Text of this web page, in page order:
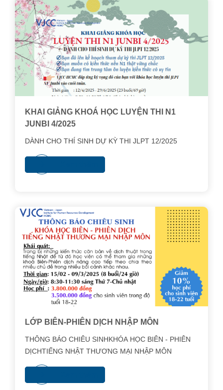
KHAI GIẢNG KHOÁ HỌC LUYỆN THI N1
JUNBI 4/2025
DÀNH CHO THÍ SINH DỰ KỲ THI JLPT 12/2025
LỚP BIÊN-PHIÊN DỊCH NHẬP MÔN
THÔNG BÁO CHIÊU SINHKHÓA HỌC BIÊN - PHIÊN
DỊCHTIẾNG NHẬT THƯƠNG MẠI NHẬP MÔN